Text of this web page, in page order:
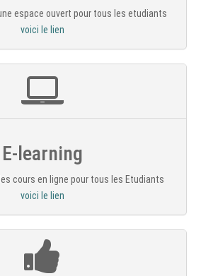
espace ouvert pour tous les etudiants
voici le lien
E-learning
cours en ligne pour tous les Etudiants
voici le lien